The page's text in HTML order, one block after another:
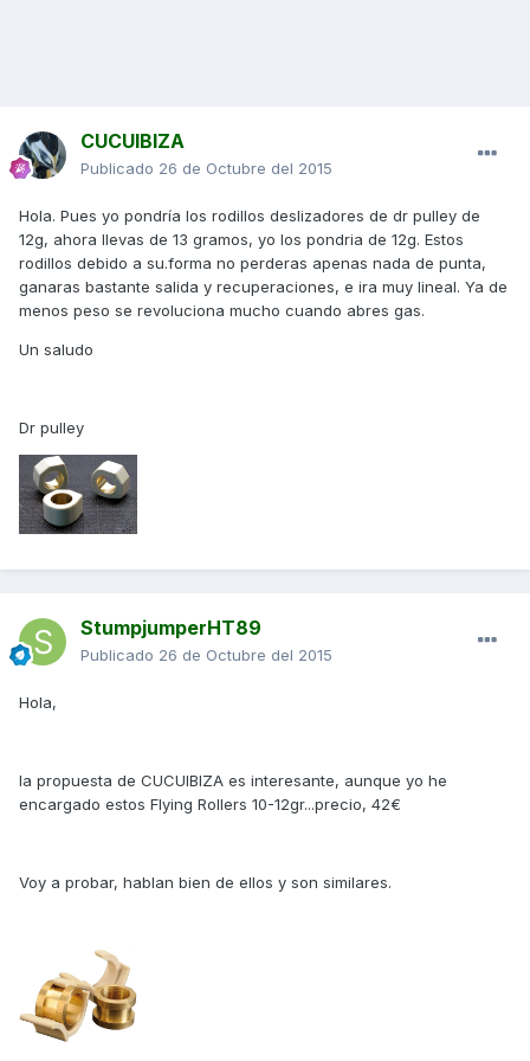
CUCUIBIZA
Publicado 26 de Octubre del 2015
Hola. Pues yo pondría los rodillos deslizadores de dr pulley de
12g, ahora llevas de 13 gramos, yo los pondria de 12g. Estos
rodillos debido a su.forma no perderas apenas nada de punta,
ganaras bastante salida y recuperaciones, e ira muy lineal. Ya de
menos peso se revoluciona mucho cuando abres gas.
Un saludo
Dr pulley
StumpjumperHT89
Publicado 26 de Octubre del 2015
Hola,
la propuesta de CUCUIBIZA es interesante, aunque yo he
encargado estos Flying Rollers 10-12gr...precio, 42€
Voy a probar, hablan bien de ellos y son similares.